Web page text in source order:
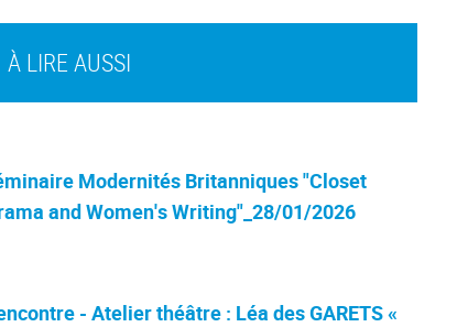
À LIRE AUSSI
Modernités Britanniques "Closet
and Women's Writing"_28/01/2026
- Atelier théâtre : Léa des GARETS «